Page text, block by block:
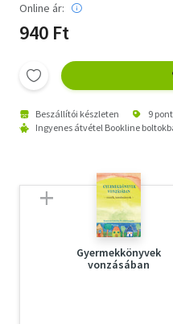
Online ár:
940 Ft
Beszállítói készleten 9 pont
Ingyenes átvétel Bookline
Gyermekkönyvek
vonzásában